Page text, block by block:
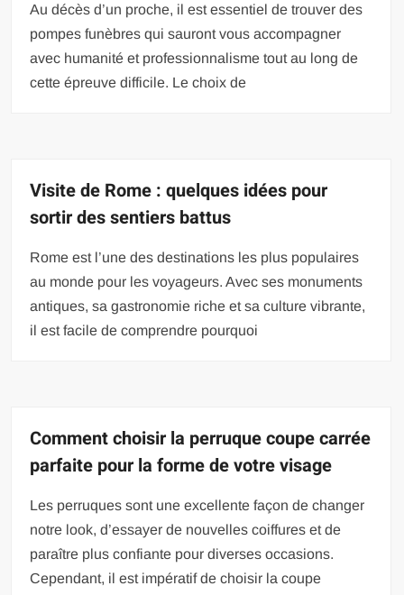
Au décès d’un proche, il est essentiel de trouver des
pompes funèbres qui sauront vous accompagner
avec humanité et professionnalisme tout au long de
cette épreuve difficile. Le choix de
Visite de Rome : quelques idées pour
sortir des sentiers battus
Rome est l’une des destinations les plus populaires
au monde pour les voyageurs. Avec ses monuments
antiques, sa gastronomie riche et sa culture vibrante,
il est facile de comprendre pourquoi
Comment choisir la perruque coupe carrée
parfaite pour la forme de votre visage
Les perruques sont une excellente façon de changer
notre look, d’essayer de nouvelles coiffures et de
paraître plus confiante pour diverses occasions.
Cependant, il est impératif de choisir la coupe